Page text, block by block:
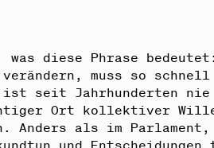
diese Phrase
muss so
ist seit Jahrhunderten
Ort kollektiver
als im Parlament,
und Entscheidungen